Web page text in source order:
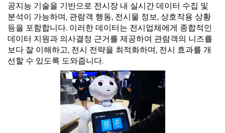
공지능 기술을 기반으로 전시장 내 실시간 데이터 수집 및
분석이 가능하며, 관람객 행동, 전시물 정보, 상호작용 상황
등을 포함합니다. 이러한 데이터는 전시업체에게 종합적인
데이터 지원과 의사결정 근거를 제공하여 관람객의 니즈를
보다 잘 이해하고, 전시 전략을 최적화하며, 전시 효과를 개
선할 수 있도록 도와줍니다.